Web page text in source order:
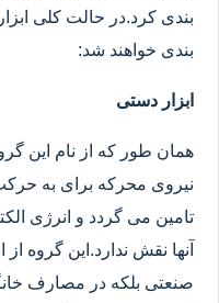
بندی کرد.در حالت کلی
بندی خواهند شد:
ابزار دستی
همان طور که از نام این
نیروی محرکه برای به
تامین می گردد و انرژی
آنها نقش ندارد.این گروه
صنعتی بلکه در مصارف